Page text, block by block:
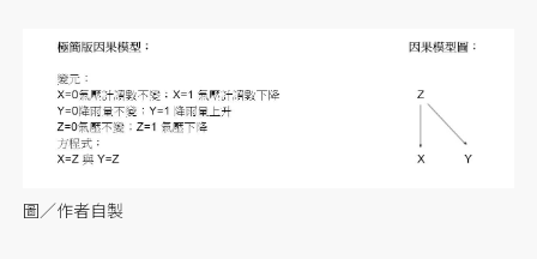
圖／作者自製